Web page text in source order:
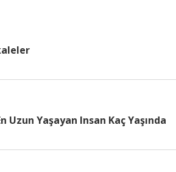
Uzun Yaşayan Insan Kaç Yaşında